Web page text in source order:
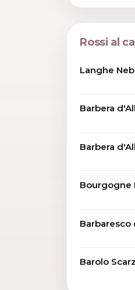
Rossi al
Langhe
Barbera
Barbera
Bourgogne
Barbaresco
Barolo